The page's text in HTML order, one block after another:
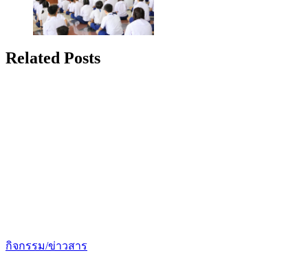
Related Posts
กิจกรรม/ข่าวสาร